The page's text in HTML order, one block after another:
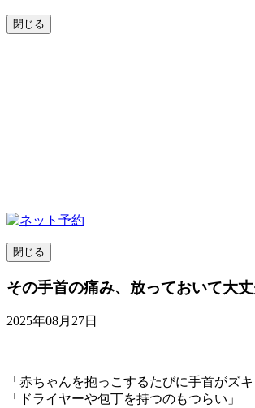
閉じる
閉じる
その手首の痛み、放っておいて大
2025年08月27日
「赤ちゃんを抱っこするたびに手首がズキ
「ドライヤーや包丁を持つのもつらい」